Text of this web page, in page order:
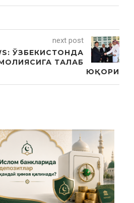
next post
ЎЗБЕКИСТОНДА
ТАЛАБ
ЮҚОРИ